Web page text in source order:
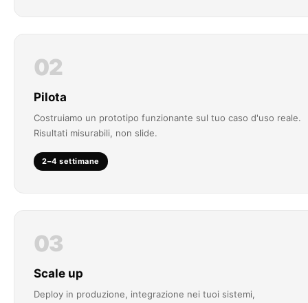
02
Pilota
Costruiamo un prototipo funzionante sul tuo caso d'uso reale.
Risultati misurabili, non slide.
2–4 settimane
03
Scale up
Deploy in produzione, integrazione nei tuoi sistemi,